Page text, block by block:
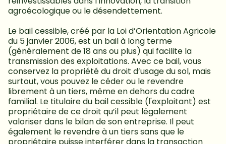
agroécologique ou le désendettement.
Le bail cessible, créé par la Loi d’Orientation Agricole
du 5 janvier 2006, est un bail à long terme
(généralement de 18 ans ou plus) qui facilite la
transmission des exploitations. Avec ce bail, vous
conservez la propriété du droit d’usage du sol, mais
surtout, vous pouvez le céder ou le revendre
librement à un tiers, même en dehors du cadre
familial. Le titulaire du bail cessible (l'exploitant) est
propriétaire de ce droit qu’il peut légalement
valoriser dans le bilan de son entreprise. Il peut
également le revendre à un tiers sans que le
propriétaire puisse interférer dans la transaction